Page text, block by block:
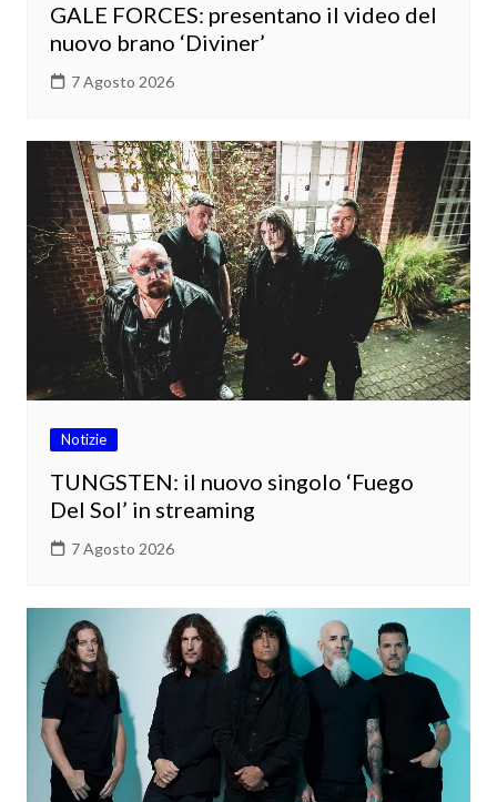
GALE FORCES: presentano il video del
nuovo brano ‘Diviner’
7 Agosto 2026
Notizie
TUNGSTEN: il nuovo singolo ‘Fuego
Del Sol’ in streaming
7 Agosto 2026